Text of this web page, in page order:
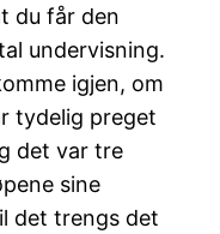
du får den
undervisning.
igjen, om
tydelig preget
det var tre
sine
det trengs det